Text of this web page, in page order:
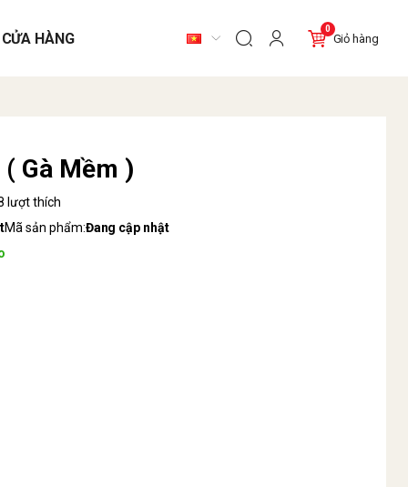
HÀNG
0
Giỏ hàng
( Gà Mềm )
lượt thích
Mã sản phẩm:Đang cập nhật